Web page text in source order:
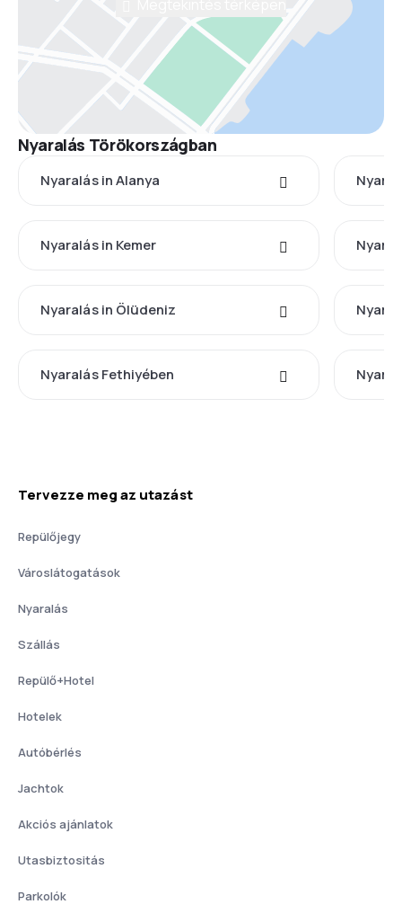
Nyaralás Törökországban
Nyaralás in Alanya
Nyaralás in Kemer
Nyaralás in Ölüdeniz
Nyaralás Fethiyében
Tervezze meg az utazást
Repülőjegy
Városlátogatások
Nyaralás
Szállás
Repülő+Hotel
Hotelek
Autóbérlés
Jachtok
Akciós ajánlatok
Utasbiztositás
Parkolók